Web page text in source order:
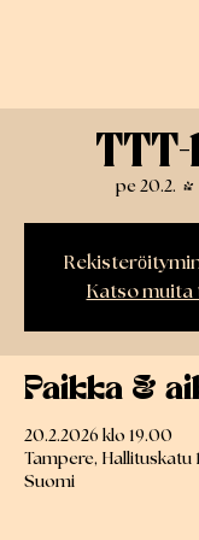
pe 20.2.
  |
Katso muita
Paikka &
20.2.2026 klo 19.00
Tampere, Hallituskatu
Suomi